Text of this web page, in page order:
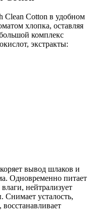
Clean Cotton в удобном
хлопка, оставляя
комплекс
экстракты:
вывод шлаков и
Одновременно питает
нейтрализует
Снимает усталость,